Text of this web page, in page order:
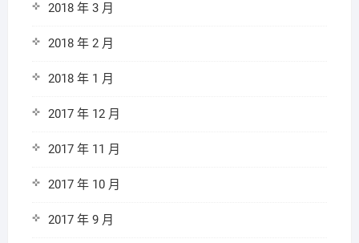
2018 年 3 月
2018 年 2 月
2018 年 1 月
2017 年 12 月
2017 年 11 月
2017 年 10 月
2017 年 9 月